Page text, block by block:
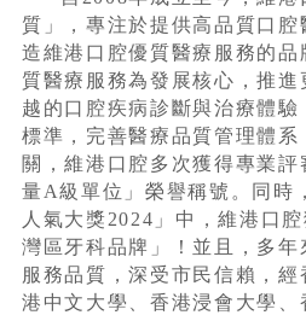
質」，專注於提供高品質口
造維港口腔優質醫療服務的
質醫療服務為發展核心，推
越的口腔疾病診斷與治療體
標準，完善醫療品質管理體
關，維港口腔多次獲得專業
量A級單位」榮譽稱號。同時
人氣大獎2024」中，維港口
灣區牙科品牌」！並且，多
服務品質，深受市民信賴，
港中文大學、香港浸會大學